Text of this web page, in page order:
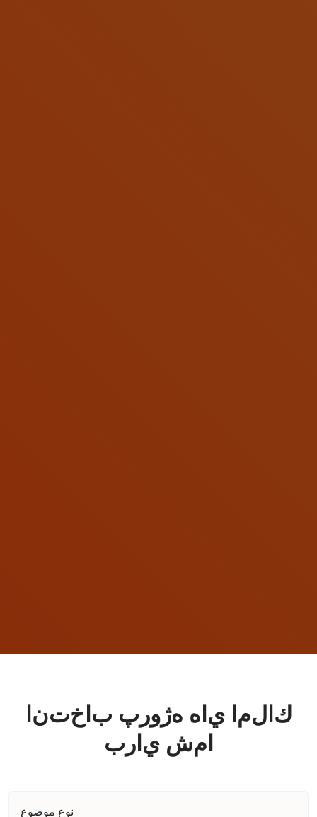
انتخاب پ روژه هاي املاك
ب راي شما
نوع موضوع